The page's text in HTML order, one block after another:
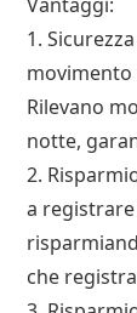
1.
movimento
Rilevano
notte,
2.
a
che